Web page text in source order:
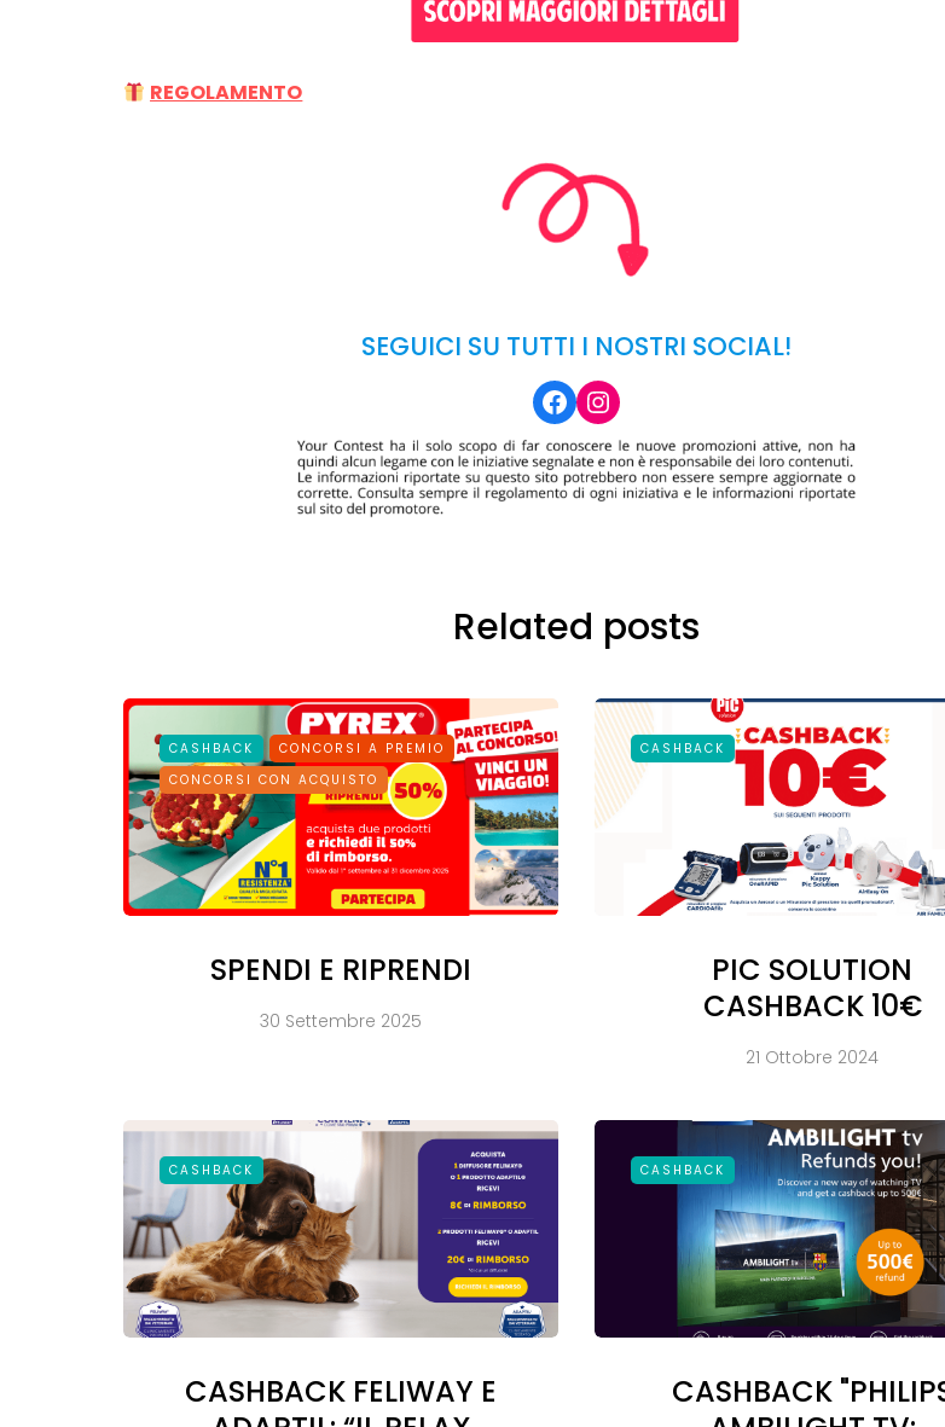
REGOLAMENTO
SEGUICI SU TUTTI I NOSTRI SOCIAL!
Facebook
Instagram
Related posts
CASHBACK
CONCORSI A PREMIO
CONCORSI CON ACQUISTO
SPENDI E RIPRENDI
30 Settembre 2025
CASHBACK
PIC SOLUTION
CASHBACK 10€
21 Ottobre 2024
CASHBACK
CASHBACK FELIWAY E
CASHBACK
CASHBACK
regalano fino a 500€